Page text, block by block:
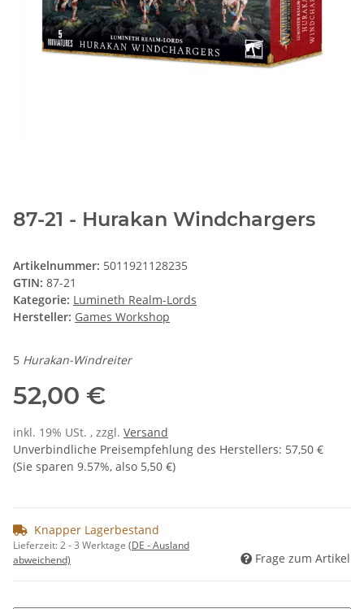
87-21 - Hurakan Windchargers
Artikelnummer: 5011921128235
GTIN: 87-21
Kategorie: Lumineth Realm-Lords
Hersteller: Games Workshop
5 Hurakan-Windreiter
52,00 €
inkl. 19% USt. , zzgl. Versand
Unverbindliche Preisempfehlung des Herstellers: 57,50 €
(Sie sparen 9.57%, also 5,50 €)
Knapper Lagerbestand
Lieferzeit:2 - 3 Werktage (DE - Ausland
abweichend)
Frage zum Artikel